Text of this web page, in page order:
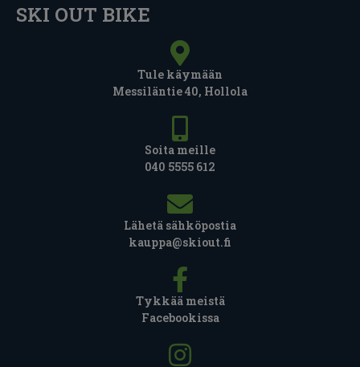
SKI OUT BIKE
Tule käymään
Messiläntie 40, Hollola
Soita meille
040 5555 612
Lähetä sähköpostia
kauppa@skiout.fi
Tykkää meistä
Facebookissa